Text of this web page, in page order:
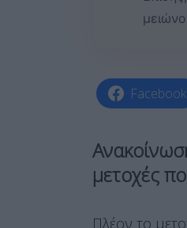
Facebook
μετοχές
Πλέον το